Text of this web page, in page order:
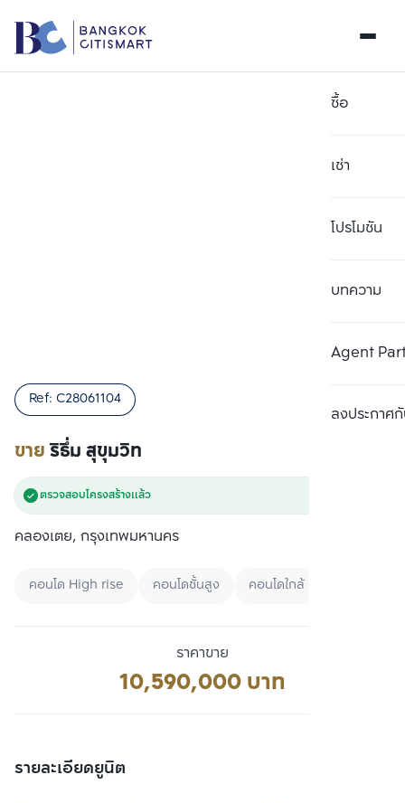
ซื้อ
เช่า
โปรโมชัน
บทความ
Agent
ลงประกาศกั
ขายริธึ่ม สุขุมวิท
Ref: C28061104
ตรวจสอบโครงสร้างแล้ว
คลองเตย, กรุงเทพมหานคร
คอนโด High rise คอนโดชั้นสูง คอนโดใกล้ MRT
ราคาขาย
10,590,000 บาท
รายละเอียดยูนิต
เปรียบเทียบ